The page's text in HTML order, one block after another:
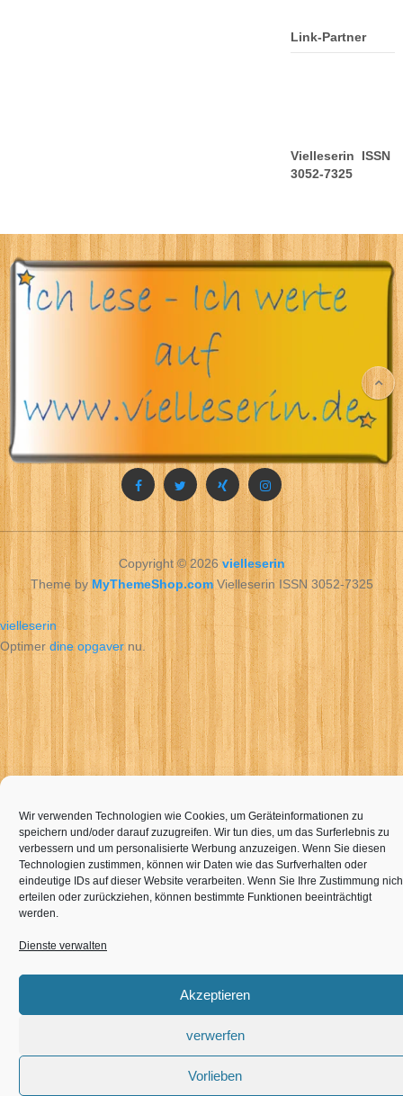
Link-Partner
Vielleserin ISSN
3052-7325
Copyright © 2026vielleserin
Theme by MyThemeShop.comVielleserin ISSN 3052-7325
vielleserin
Wir verwenden Technologien wie Cookies, um Geräteinformationen zu
speichern und/oder darauf zuzugreifen. Wir tun dies, um das Surferlebnis zu
verbessern und um personalisierte Werbung anzuzeigen. Wenn Sie diesen
Technologien zustimmen, können wir Daten wie das Surfverhalten oder
eindeutige IDs auf dieser Website verarbeiten. Wenn Sie Ihre Zustimmung
erteilen oder zurückziehen, können bestimmte Funktionen beeinträchtigt
werden.
Dienste verwalten
Akzeptieren
verwerfen
Vorlieben
Optimerdine opgavernu.